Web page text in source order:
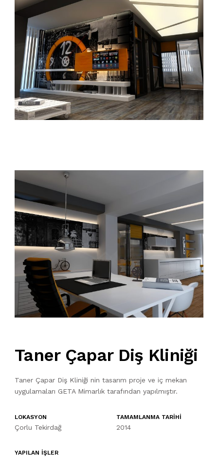
Taner Çapar Diş Kliniği
Taner Çapar Diş Kliniği nin tasarım proje ve iç mekan
uygulamaları GETA Mimarlık tarafından yapılmıştır.
LOKASYON
Çorlu Tekirdağ
TAMAMLANMA TARİHİ
2014
YAPILAN İŞLER